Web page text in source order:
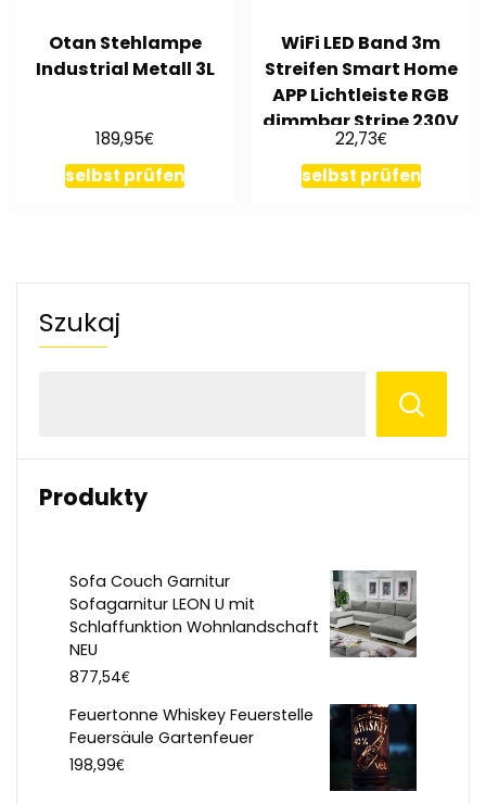
Otan Stehlampe
Industrial Metall 3L
189,95€
selbst prüfen
WiFi LED Band 3m
Streifen Smart Home
APP Lichtleiste RGB
dimmbar Stripe 230V
SMD
22,73€
selbst prüfen
Szukaj
Produkty
Sofa Couch Garnitur
Sofagarnitur LEON U mit
Schlaffunktion Wohnlandschaft
NEU
877,54€
Feuertonne Whiskey Feuerstelle
Feuersäule Gartenfeuer
198,99€